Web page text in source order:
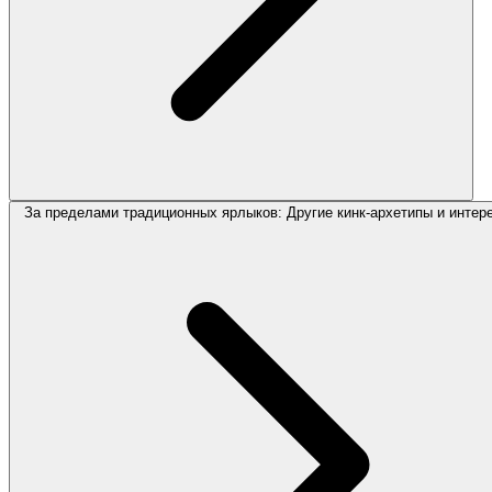
За пределами традиционных ярлыков: Другие кинк-архетипы и